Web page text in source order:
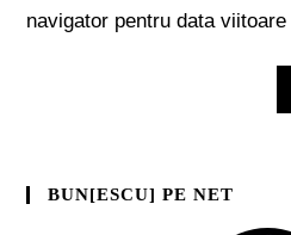
navigator pentru data
BUN[ESCU] PE NET